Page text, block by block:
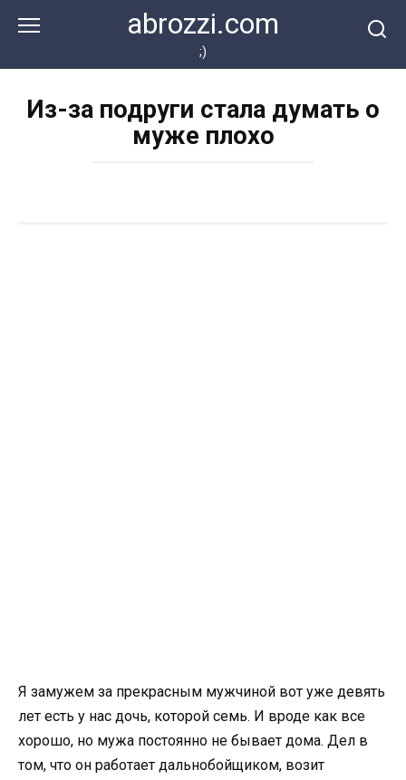
abrozzi.com
;)
Из-за подруги стала думать о
муже плохо
Я замужем за прекрасным мужчиной вот уже девять
лет есть у нас дочь, которой семь. И вроде как все
хорошо, но мужа постоянно не бывает дома. Дел в
том, что он работает дальнобойщиком, возит